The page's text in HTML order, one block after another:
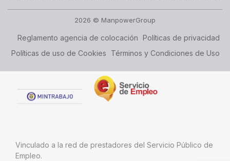
2026 © ManpowerGroup
Reglamento agencia de colocación Políticas de privacidad
Políticas de uso de Cookies
Términos y Condiciones de Uso
Vinculado a la red de prestadores del Servicio Público de
Empleo.